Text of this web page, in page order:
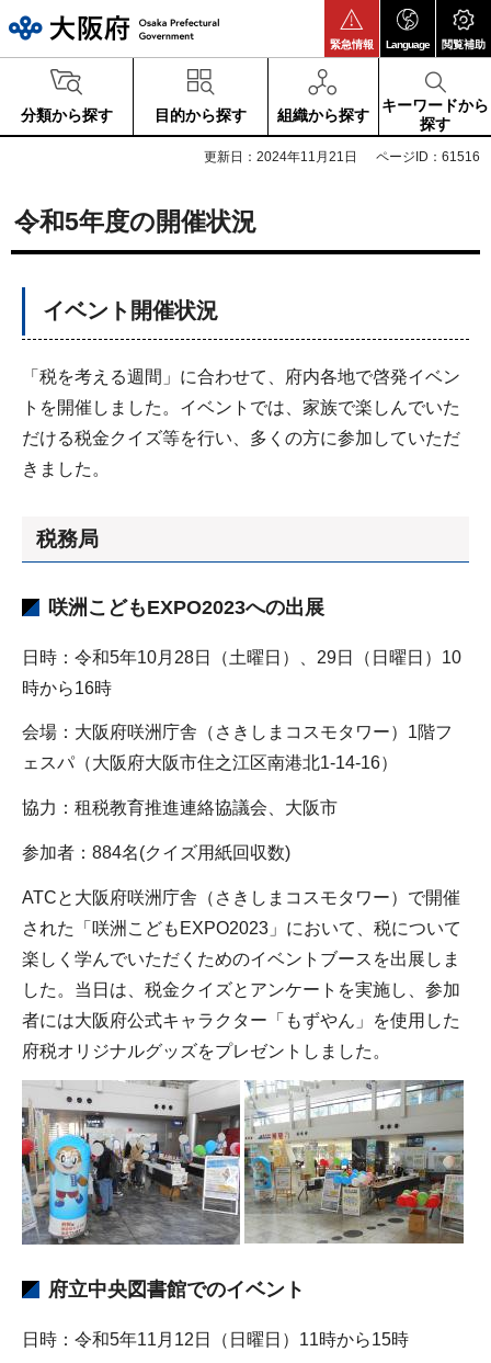
緊急情報 Language 閲覧補助
分類から探す 目的から探す 組織から探す
キーワードから
探す
更新日：2024年11月21日 ページID：61516
令和5年度の開催状況
イベント開催状況
「税を考える週間」に合わせて、府内各地で啓発イベン
トを開催しました。イベントでは、家族で楽しんでいた
だける税金クイズ等を行い、多くの方に参加していただ
きました。
税務局
咲洲こどもEXPO2023への出展
日時：令和5年10月28日（土曜日）、29日（日曜日）10
時から16時
会場：大阪府咲洲庁舎（さきしまコスモタワー）1階フ
ェスパ（大阪府大阪市住之江区南港北1-14-16）
協力：租税教育推進連絡協議会、大阪市
参加者：884名(クイズ用紙回収数)
ATCと大阪府咲洲庁舎（さきしまコスモタワー）で開催
された「咲洲こどもEXPO2023」において、税について
楽しく学んでいただくためのイベントブースを出展しま
した。当日は、税金クイズとアンケートを実施し、参加
者には大阪府公式キャラクター「もずやん」を使用した
府税オリジナルグッズをプレゼントしました。
府立中央図書館でのイベント
日時：令和5年11月12日（日曜日）11時から15時